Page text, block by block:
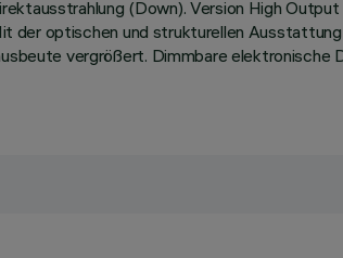
(Down). Version High
der optischen und strukturellen
vergrößert. Dimmbare